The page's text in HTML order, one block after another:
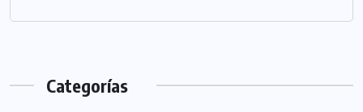
Categorías